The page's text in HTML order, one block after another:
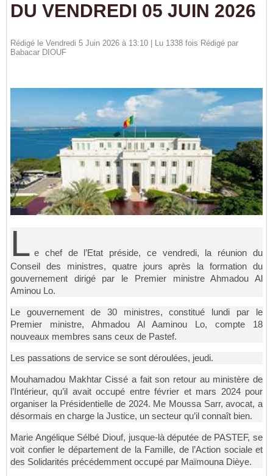
DU VENDREDI 05 JUIN 2026
Rédigé le Vendredi 5 Juin 2026 à 13:10 | Lu 1338 fois Rédigé par
Babacar DIOUF
L e chef de l’Etat préside, ce vendredi, la réunion du
Conseil des ministres, quatre jours après la formation du
gouvernement dirigé par le Premier ministre Ahmadou Al
Aminou Lo.
Le gouvernement de 30 ministres, constitué lundi par le
Premier ministre, Ahmadou Al Aaminou Lo, compte 18
nouveaux membres sans ceux de Pastef.
Les passations de service se sont déroulées, jeudi.
Mouhamadou Makhtar Cissé a fait son retour au ministère de
l’Intérieur, qu’il avait occupé entre février et mars 2024 pour
organiser la Présidentielle de 2024. Me Moussa Sarr, avocat, a
désormais en charge la Justice, un secteur qu’il connaît bien.
Marie Angélique Sélbé Diouf, jusque-là députée de PASTEF, se
voit confier le département de la Famille, de l’Action sociale et
des Solidarités précédemment occupé par Maïmouna Dièye.